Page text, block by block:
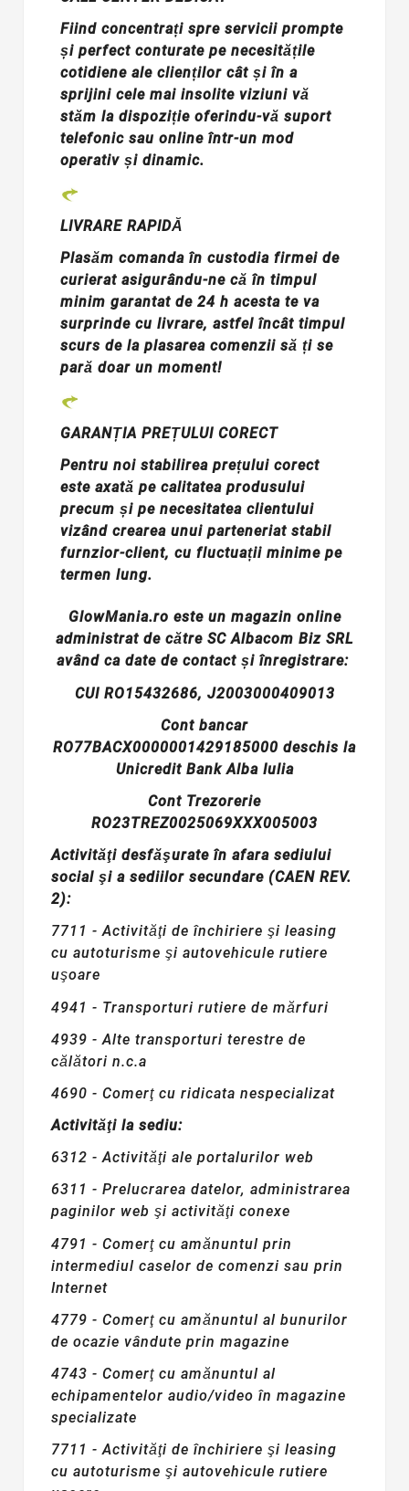
Fiind concentrați spre servicii prompte
și perfect conturate pe necesitățile
cotidiene ale clienților cât și în a
sprijini cele mai insolite viziuni vă
stăm la dispoziție oferindu-vă suport
telefonic sau online într-un mod
operativ și dinamic.
LIVRARE RAPIDĂ
Plasăm comanda în custodia firmei de
curierat asigurându-ne că în timpul
minim garantat de 24 h acesta te va
surprinde cu livrare, astfel încât timpul
scurs de la plasarea comenzii să ți se
pară doar un moment!
GARANȚIA PREȚULUI CORECT
Pentru noi stabilirea prețului corect
este axată pe calitatea produsului
precum și pe necesitatea clientului
vizând crearea unui parteneriat stabil
furnzior-client, cu fluctuații minime pe
termen lung.
GlowMania.ro este un magazin online
administrat de către SC Albacom Biz SRL
având ca date de contact și înregistrare:
CUI RO15432686, J2003000409013
Cont bancar
RO77BACX0000001429185000 deschis la
Unicredit Bank Alba Iulia
Cont Trezorerie
RO23TREZ0025069XXX005003
Activităţi desfăşurate în afara sediului
social şi a sediilor secundare (CAEN REV.
2):
7711 - Activităţi de închiriere şi leasing
cu autoturisme şi autovehicule rutiere
uşoare
4941 - Transporturi rutiere de mărfuri
4939 - Alte transporturi terestre de
călători n.c.a
4690 - Comerţ cu ridicata nespecializat
Activităţi la sediu:
6312 - Activităţi ale portalurilor web
6311 - Prelucrarea datelor, administrarea
paginilor web şi activităţi conexe
4791 - Comerţ cu amănuntul prin
intermediul caselor de comenzi sau prin
Internet
4779 - Comerţ cu amănuntul al bunurilor
de ocazie vândute prin magazine
4743 - Comerţ cu amănuntul al
echipamentelor audio/video în magazine
specializate
7711 - Activităţi de închiriere şi leasing
cu autoturisme şi autovehicule rutiere